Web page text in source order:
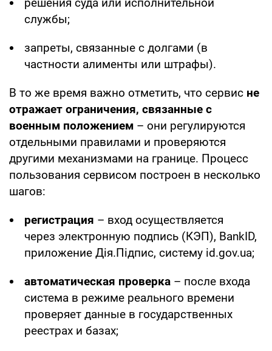
службы;
запреты, связанные с долгами (в
частности алименты или штрафы).
В то же время важно отметить, что сервис не
отражает ограничения, связанные с
военным положением – они регулируются
отдельными правилами и проверяются
другими механизмами на границе. Процесс
пользования сервисом построен в несколько
шагов:
регистрация – вход осуществляется
через электронную подпись (КЭП), BankID,
приложение Дія.Підпис, систему id.gov.ua;
автоматическая проверка – после входа
система в режиме реального времени
проверяет данные в государственных
реестрах и базах;